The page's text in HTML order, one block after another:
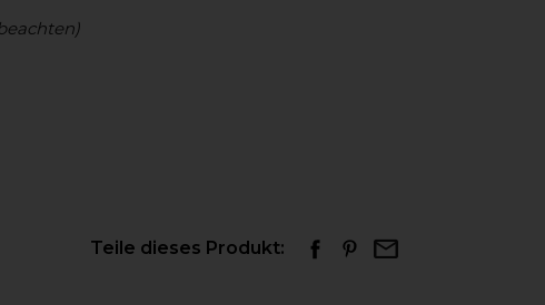
Teile dieses Produkt: